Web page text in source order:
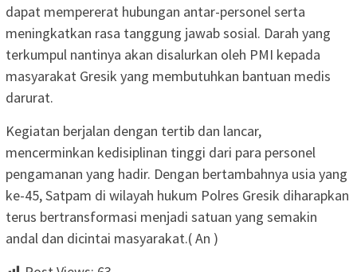
dapat mempererat hubungan antar-personel serta
meningkatkan rasa tanggung jawab sosial. Darah yang
terkumpul nantinya akan disalurkan oleh PMI kepada
masyarakat Gresik yang membutuhkan bantuan medis
darurat.
Kegiatan berjalan dengan tertib dan lancar,
mencerminkan kedisiplinan tinggi dari para personel
pengamanan yang hadir. Dengan bertambahnya usia yang
ke-45, Satpam di wilayah hukum Polres Gresik diharapkan
terus bertransformasi menjadi satuan yang semakin
andal dan dicintai masyarakat.( An )